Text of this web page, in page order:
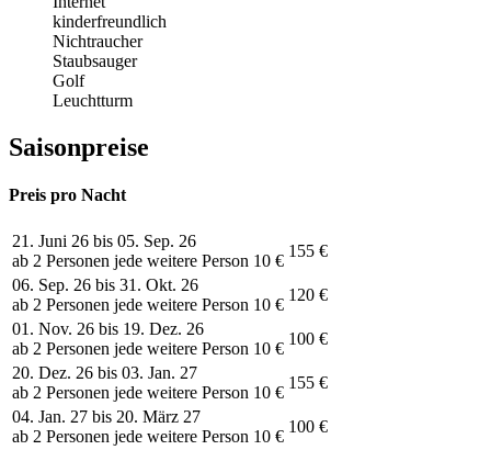
kinderfreundlich
Nichtraucher
Staubsauger
Golf
Leuchtturm
Saisonpreise
Preis pro Nacht
21. Juni 26 bis 05. Sep. 26
ab 2 Personen jede weitere Person 10 €
155 €
06. Sep. 26 bis 31. Okt. 26
ab 2 Personen jede weitere Person 10 €
120 €
01. Nov. 26 bis 19. Dez. 26
ab 2 Personen jede weitere Person 10 €
100 €
20. Dez. 26 bis 03. Jan. 27
ab 2 Personen jede weitere Person 10 €
155 €
04. Jan. 27 bis 20. März 27
ab 2 Personen jede weitere Person 10 €
100 €